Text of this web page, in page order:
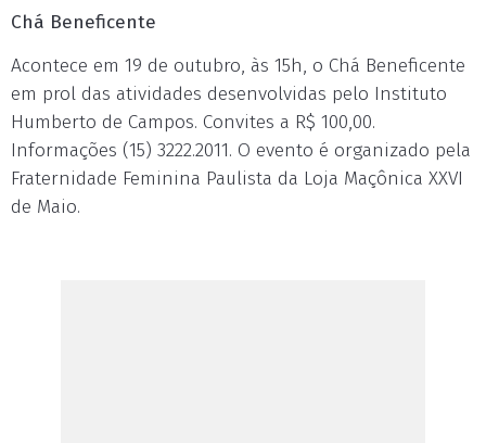
Chá Beneficente
Acontece em 19 de outubro, às 15h, o Chá Beneficente
em prol das atividades desenvolvidas pelo Instituto
Humberto de Campos. Convites a R$ 100,00.
Informações (15) 3222.2011. O evento é organizado pela
Fraternidade Feminina Paulista da Loja Maçônica XXVI
de Maio.